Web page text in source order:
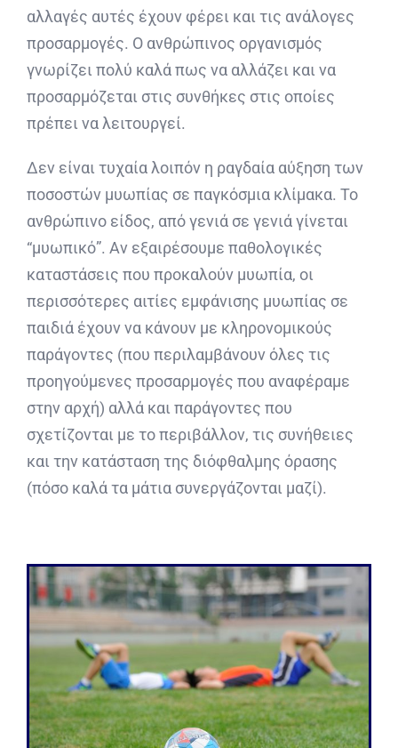
αλλαγές αυτές έχουν φέρει και τις ανάλογες
προσαρμογές. Ο ανθρώπινος οργανισμός
γνωρίζει πολύ καλά πως να αλλάζει και να
προσαρμόζεται στις συνθήκες στις οποίες
πρέπει να λειτουργεί.
Δεν είναι τυχαία λοιπόν η ραγδαία αύξηση των
ποσοστών μυωπίας σε παγκόσμια κλίμακα. Το
ανθρώπινο είδος, από γενιά σε γενιά γίνεται
“μυωπικό”. Αν εξαιρέσουμε παθολογικές
καταστάσεις που προκαλούν μυωπία, οι
περισσότερες αιτίες εμφάνισης μυωπίας σε
παιδιά έχουν να κάνουν με κληρονομικούς
παράγοντες (που περιλαμβάνουν όλες τις
προηγούμενες προσαρμογές που αναφέραμε
στην αρχή) αλλά και παράγοντες που
σχετίζονται με το περιβάλλον, τις συνήθειες
και την κατάσταση της διόφθαλμης όρασης
(πόσο καλά τα μάτια συνεργάζονται μαζί).